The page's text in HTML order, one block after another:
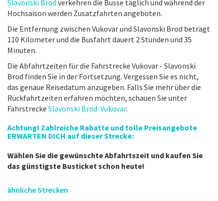
Slavonski Brod verkehren die Busse täglich und während der
Hochsaison werden Zusatzfahrten angeboten.
Die Entfernung zwischen Vukovar und Slavonski Brod beträgt
110 Kilometer und die Busfahrt dauert 2 Stunden und 35
Minuten.
Die Abfahrtzeiten für die Fahrstrecke Vukovar - Slavonski
Brod finden Sie in der Fortsetzung. Vergessen Sie es nicht,
das genaue Reisedatum anzugeben. Falls Sie mehr über die
Rückfahrtzeiten erfahren möchten, schauen Sie unter
Fahrstrecke Slavonski Brod-Vukovar.
Achtung! Zahlreiche Rabatte und tolle Preisangebote
ERWARTEN DICH auf dieser Strecke:
Wählen Sie die gewünschte Abfahrtszeit und kaufen Sie
das günstigste Busticket schon heute!
ähnliche Strecken